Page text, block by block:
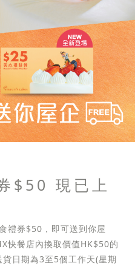
$50 現已上
禮券$50，即可送到你屋
快餐店內換取價值HK$50的
日期為3至5個工作天(星期